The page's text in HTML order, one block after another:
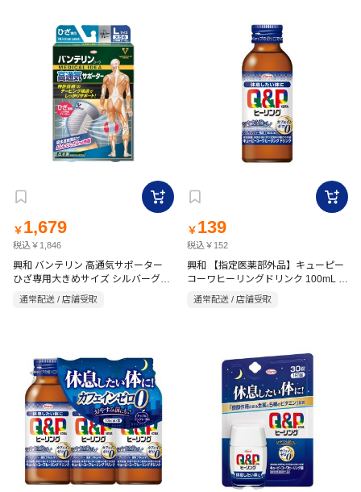
￥ 1,679
税込￥1,846
興和 バンテリン 高通気サポーター
ひざ専用大きめサイズ シルバーグレ
ー L
通常配送 / 店舗受取
￥ 139
税込￥152
興和 【指定医薬部外品】キューピー
コーワヒーリングドリンク 100mL ア
ップルジンジャー風味
通常配送 / 店舗受取